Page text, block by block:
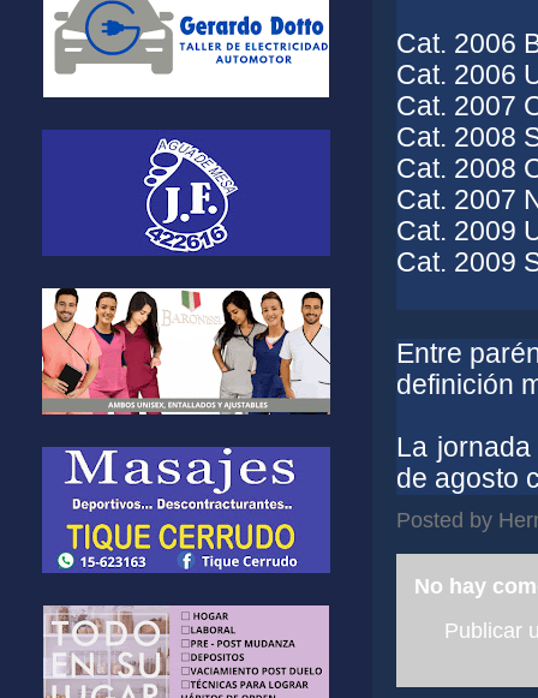
Cat. 2006
Cat. 2006
Cat. 2007
Cat. 2008
Cat. 2008
Cat. 2007
Cat. 2009
Cat. 2009
Entre
definición
La
de agosto
Posted by
No hay
Publicar